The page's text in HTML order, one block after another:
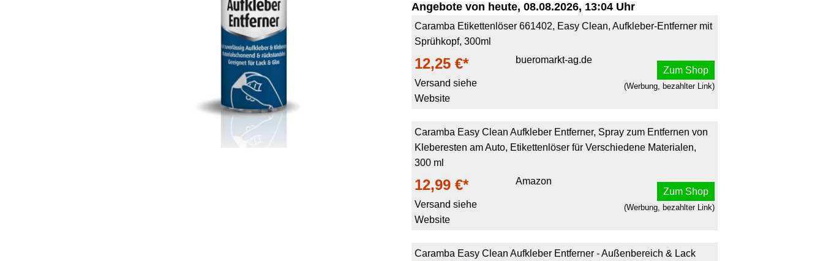
Angebote von heute, 08.08.2026, 13:04 Uhr
Caramba Etikettenlöser 661402, Easy Clean, Aufkleber-Entferner mit
Sprühkopf, 300ml
12,25 €*
Versand siehe
Website
bueromarkt-ag.de
Zum Shop
(Werbung, bezahlter Link)
Caramba Easy Clean Aufkleber Entferner, Spray zum Entfernen von
Kleberesten am Auto, Etikettenlöser für Verschiedene Materialen,
300 ml
12,99 €*
Versand siehe
Website
Amazon
Zum Shop
(Werbung, bezahlter Link)
Caramba Easy Clean Aufkleber Entferner - Außenbereich & Lack